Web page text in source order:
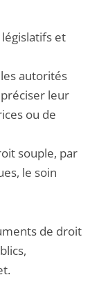
et
autorités
leur
ou de
souple, par
le soin
de droit